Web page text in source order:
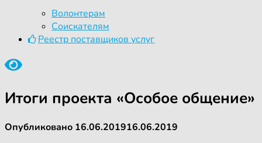
Волонтерам
Соискателям
Реестр поставщиков услуг
Итоги проекта «Особое общение»
Опубликовано 16.06.201916.06.2019